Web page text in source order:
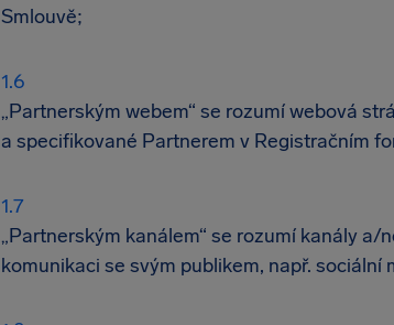
Smlouvě;
„Partnerským webem“ se rozumí webová
a specifikované Partnerem v Registračním
„Partnerským kanálem“ se rozumí kanály
komunikaci se svým publikem, např. sociální